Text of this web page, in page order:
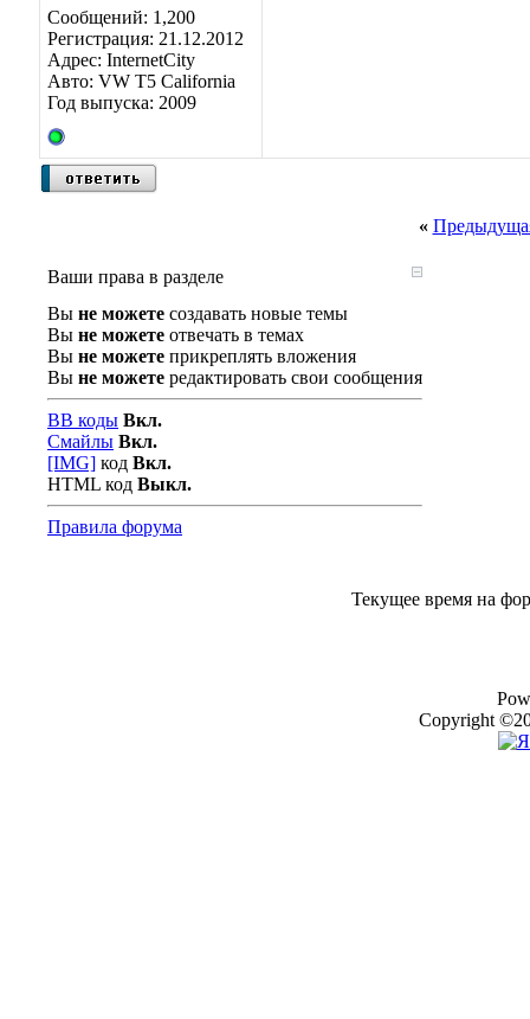
Сообщений: 1,200
Регистрация: 21.12.2012
Адрес: InternetCity
Авто: VW T5 California
Год выпуска: 2009
«
Ваши права в разделе
Вы не можете создавать новые темы
Вы не можете отвечать в темах
Вы не можете прикреплять вложения
Вы не можете редактировать свои сообщения
BB коды Вкл.
Смайлы Вкл.
[IMG] код Вкл.
HTML код Выкл.
Правила форума
Текущее время на
Copyright